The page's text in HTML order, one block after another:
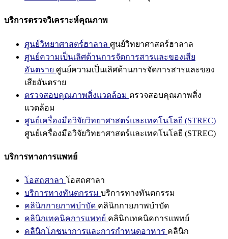
บริการตรวจวิเคราะห์คุณภาพ
ศูนย์วิทยาศาสตร์ฮาลาล ศูนย์วิทยาศาสตร์ฮาลาล
ศูนย์ความเป็นเลิศด้านการจัดการสารและของเสีย
อันตราย ศูนย์ความเป็นเลิศด้านการจัดการสารและของ
เสียอันตราย
ตรวจสอบคุณภาพสิ่งแวดล้อม ตรวจสอบคุณภาพสิ่ง
แวดล้อม
ศูนย์เครื่องมือวิจัยวิทยาศาสตร์และเทคโนโลยี (STREC)
ศูนย์เครื่องมือวิจัยวิทยาศาสตร์และเทคโนโลยี (STREC)
บริการทางการแพทย์
โอสถศาลา โอสถศาลา
บริการทางทันตกรรม บริการทางทันตกรรม
คลินิกกายภาพบำบัด คลินิกกายภาพบำบัด
คลินิกเทคนิคการแพทย์ คลินิกเทคนิคการแพทย์
คลินิกโภชนาการและการกำหนดอาหาร คลินิก